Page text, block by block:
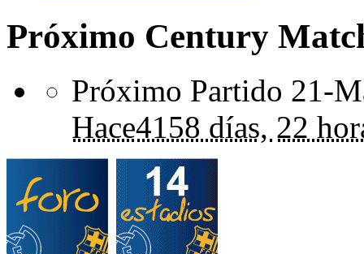
Próximo Century
Próximo Partido 21-
Hace4158 días, 22